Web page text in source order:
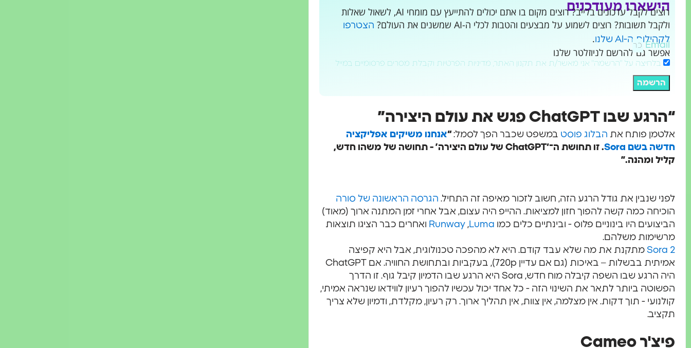
הישארו מעודכנים
רוצים לקבל עדכונים בלייב? רוצים מקום בו אתם יכולים להתייעץ עם מומחי AI, לשאול שאלות
ולקבל תשובות? רוצים לשמוע על מבצעים והטבות לכלי ה-AI שמשנים את העולם?
הצטרפו
לקהילות ה-AI שלנו
.
אפשר גם להרשם לניוזלטר שלנו
Email
בלחיצה על "הרשמה" אני מאשר/ת את תקנון האתר, מדיניות הפרטיות וקבלת מסרים פרסומיים במייל
הרשמה
“הרגע שבו ChatGPT פגש את עולם היצירה”
אלטמן פותח את הבלוג פוסט במשפט שכבר הפך לסמל: “אנחנו משיקים אפליקציה
חדשה בשם Sora
. זו תחושת ה־‘ChatGPT של עולם היצירה’ - תחושה של משהו חדש,
קליל ומהנה.”
לפני שנבין את גודל הרגע הזה, חשוב לזכור מאיפה זה התחיל. הגרסה הראשונה של סורה
הוכיחה כמה קשה להפוך חזון למציאות. ההייפ היה עצום, אבל אחרי זמן המתנה ארוך (מאוד)
הביצועים היו בינוניים פלוס - ובינתיים כלים כמו
Runway ,Luma
ואחרים כבר הציגו תוצאות
מרשימות משלהם.
Sora 2 מתקנת את מה שלא עבד קודם. היא לא מהפכה טכנולוגית, אבל היא קפיצה
אמיתית בבשלות – באיכות (גם אם עדיין 720p), בעקביות ובתחושת החוויה. אם ChatGPT
היה הרגע שבו השפה קיבלה מוח חדש, Sora היא הרגע שבו הדמיון קיבל גוף. זו הדרך
הפשוטה ביותר לתאר את השינוי הזה - כל אחד יכול עכשיו להפוך רעיון לווידאו שנראה אמיתי,
קולנועי - תוך דקות. אין מצלמה, אין צוות, אין תהליך ארוך. רק רעיון, מקלדת, ודמיון שלא צריך
תקציב.
פיצ'ר Cameo